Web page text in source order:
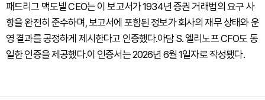
패드리그 맥도넬 CEO는 이 보고서가 1934년 증권 거래법의 요구 사
항을 완전히 준수하며, 보고서에 포함된 정보가 회사의 재무 상태와 운
영 결과를 공정하게 제시한다고 인증했다.아담 S. 엘리노프 CFO도 동
일한 인증을 제공했다.이 인증서는 2026년 6월 1일자로 작성됐다.